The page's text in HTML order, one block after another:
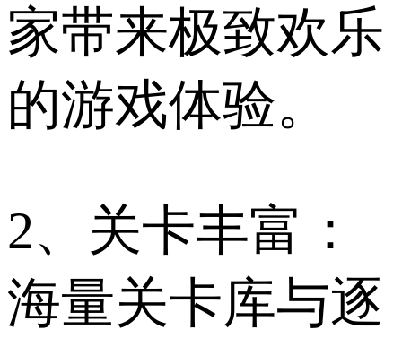
家带来极致欢乐
的游戏体验。
2、关卡丰富：
海量关卡库与逐